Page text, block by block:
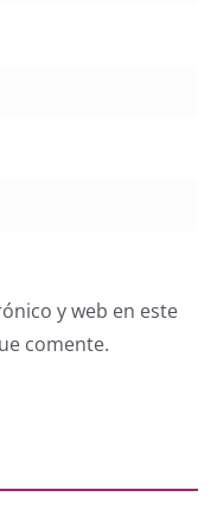
y web en este
comente.